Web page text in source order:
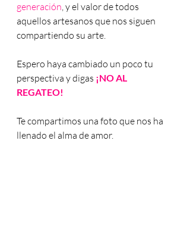
generación, y el valor de todos
aquellos artesanos que nos siguen
compartiendo su arte.
Espero haya cambiado un poco tu
perspectiva y digas ¡NO AL
REGATEO!
Te compartimos una foto que nos ha
llenado el alma de amor.